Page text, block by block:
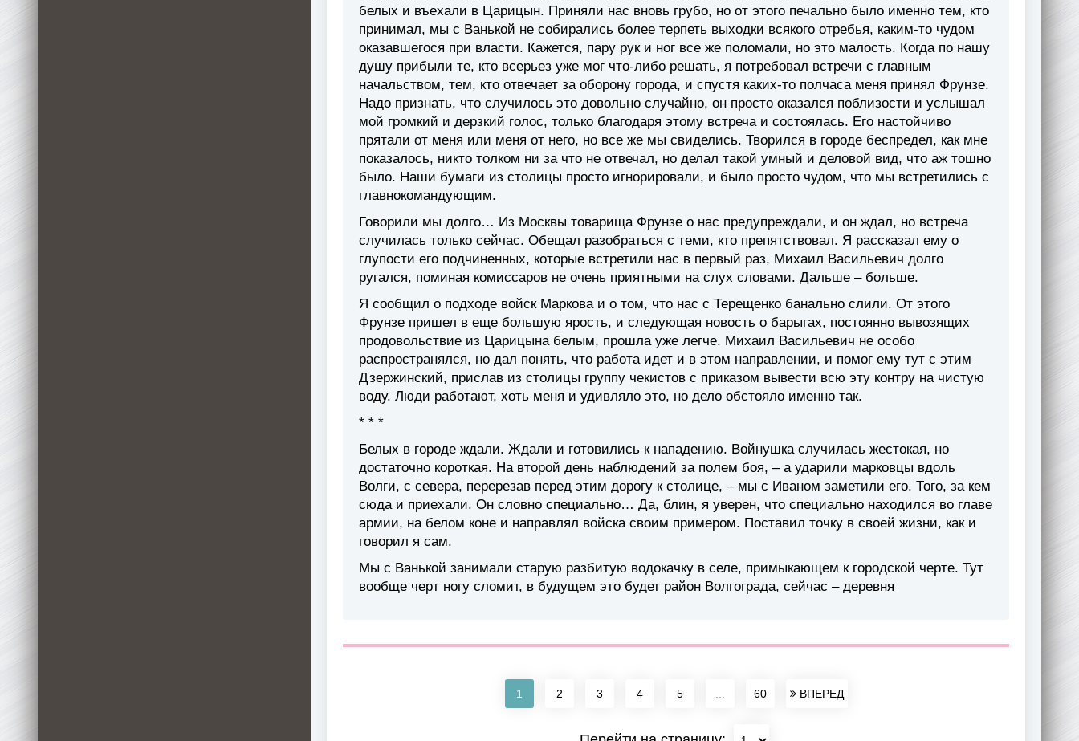
белых и въехали в Царицын. Приняли нас вновь грубо, но от этого печально было именно тем, кто
принимал, мы с Ванькой не собирались более терпеть выходки всякого отребья, каким-то чудом
оказавшегося при власти. Кажется, пару рук и ног все же поломали, но это малость. Когда по нашу
душу прибыли те, кто всерьез уже мог что-либо решать, я потребовал встречи с главным
начальством, тем, кто отвечает за оборону города, и спустя каких-то полчаса меня принял Фрунзе.
Надо признать, что случилось это довольно случайно, он просто оказался поблизости и услышал
мой громкий и дерзкий голос, только благодаря этому встреча и состоялась. Его настойчиво
прятали от меня или меня от него, но все же мы свиделись. Творился в городе беспредел, как мне
показалось, никто толком ни за что не отвечал, но делал такой умный и деловой вид, что аж тошно
было. Наши бумаги из столицы просто игнорировали, и было просто чудом, что мы встретились с
главнокомандующим.
Говорили мы долго… Из Москвы товарища Фрунзе о нас предупреждали, и он ждал, но встреча
случилась только сейчас. Обещал разобраться с теми, кто препятствовал. Я рассказал ему о
глупости его подчиненных, которые встретили нас в первый раз, Михаил Васильевич долго
ругался, поминая комиссаров не очень приятными на слух словами. Дальше – больше.
Я сообщил о подходе войск Маркова и о том, что нас с Терещенко банально слили. От этого
Фрунзе пришел в еще большую ярость, и следующая новость о барыгах, постоянно вывозящих
продовольствие из Царицына белым, прошла уже легче. Михаил Васильевич не особо
распространялся, но дал понять, что работа идет и в этом направлении, и помог ему тут с этим
Дзержинский, прислав из столицы группу чекистов с приказом вывести всю эту контру на чистую
воду. Люди работают, хоть меня и удивляло это, но дело обстояло именно так.
* * *
Белых в городе ждали. Ждали и готовились к нападению. Войнушка случилась жестокая, но
достаточно короткая. На второй день наблюдений за полем боя, – а ударили марковцы вдоль
Волги, с севера, перерезав перед этим дорогу к столице, – мы с Иваном заметили его. Того, за кем
сюда и приехали. Он словно специально… Да, блин, я уверен, что специально находился во главе
армии, на белом коне и направлял войска своим примером. Поставил точку в своей жизни, как и
говорил я сам.
Мы с Ванькой занимали старую разбитую водокачку в селе, примыкающем к городской черте. Тут
вообще черт ногу сломит, в будущем это будет район Волгограда, сейчас – деревня
1 2 3 4 5 ... 60 ВПЕРЕД